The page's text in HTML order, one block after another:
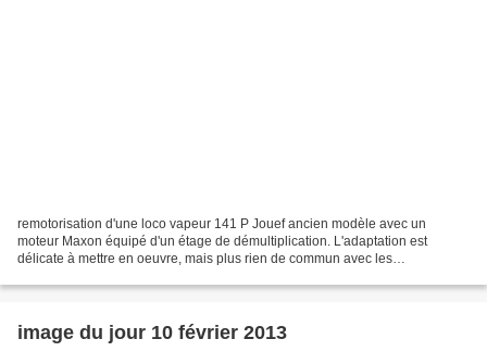
remotorisation d'une loco vapeur 141 P Jouef ancien modèle avec un
moteur Maxon équipé d'un étage de démultiplication. L'adaptation est
délicate à mettre en oeuvre, mais plus rien de commun avec les
image du jour 10 février 2013